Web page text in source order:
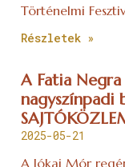
Történelmi
Részletek »
A Fatia
nagyszínpadi
2025-05-21
A Jókai Mór